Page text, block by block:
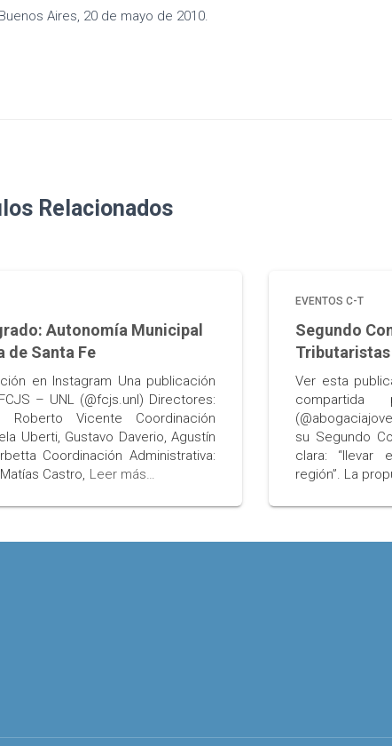
Buenos Aires, 20 de mayo de 2010.
Relacionados
Autonomía Municipal
de Santa Fe
en Instagram Una publicación
– UNL (@fcjs.unl) Directores:
Vicente Coordinación
Uberti, Gustavo Daverio, Agustín
Coordinación Administrativa:
Castro, Leer más…
EVENTOS C-T
Segundo
Tributaristas
Ver esta
su Segundo
clara: “llevar
región”. La